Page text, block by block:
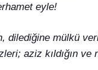
eyle!
dilediğine mülkü
aziz kıldığın ve